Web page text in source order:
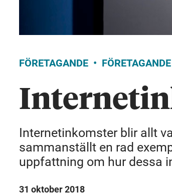
FÖRETAGANDE FÖRETAGANDE
Internetinkomster blir allt
sammanställt en rad
uppfattning om hur dessa
31 oktober 2018